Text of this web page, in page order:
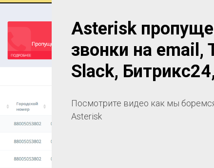
Asterisk
звонки на email,
Slack,
Посмотрите видео как мы
Asterisk